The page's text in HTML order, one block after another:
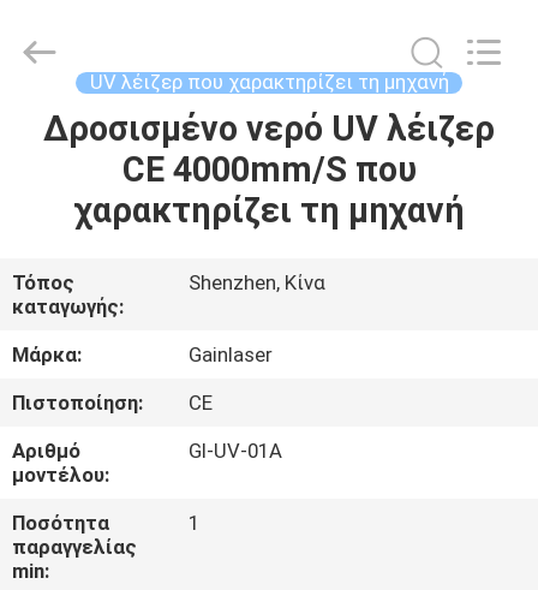
ΣΠΊΤΙ
ΠΡΟΪΌΝΤΑ
ΠΕΡΊΠΟΥ
ΕΜΕΊΣ
ΓΎΡΟΣ
ΕΡΓΟΣΤΑΣΊΩΝ
ΠΟΙΟΤΙΚΌΣ
ΈΛΕΓΧΟΣ
Gainlaser
Laser
Reserved.
UV λέιζερ που χαρακτηρίζει τη μηχανή
Δροσισμένο νερό UV λέιζερ
CE 4000mm/S που
χαρακτηρίζει τη μηχανή
Τόπος
καταγωγής:
Shenzhen, Κίνα
Μάρκα:
Gainlaser
Πιστοποίηση:
CE
Αριθμό
μοντέλου:
Gl-UV-01A
Ποσότητα
παραγγελίας
min:
1